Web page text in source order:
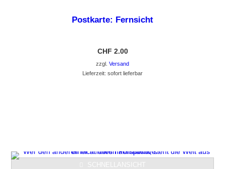
Postkarte: Fernsicht
CHF 2.00
zzgl. Versand
Lieferzeit: sofort lieferbar
SCHNELLANSICHT